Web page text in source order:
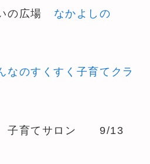
の広場 なかよしの
なのすくすく子育てクラ
育てサロン 9/13